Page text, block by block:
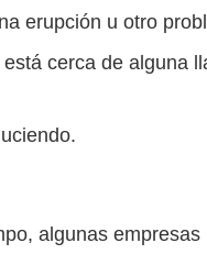
erupción u otro
cerca de alguna
algunas